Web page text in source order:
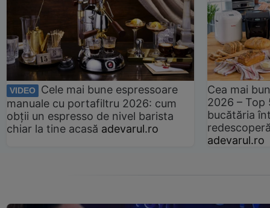
VIDEO
Cele mai bune espressoare
manuale cu portafiltru 2026: cum
obții un espresso de nivel barista
chiar la tine acasă adevarul.ro
Cea mai
2026 –
bucătăria
adevarul.ro